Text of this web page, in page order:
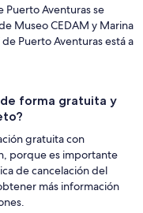
Puerto Aventuras se
Museo CEDAM y Marina
Puerto Aventuras está a
forma gratuita y
gratuita con
porque es importante
de cancelación del
más información